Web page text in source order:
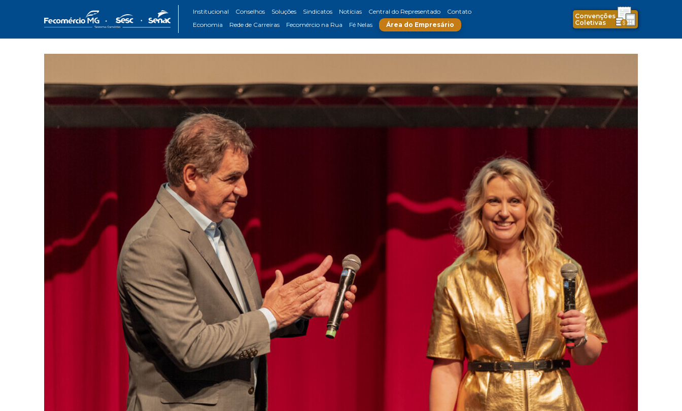
Institucional Conselhos Soluções Sindicatos Notícias Central do Representado
Contato
Economia
Rede de Carreiras Fecomércio na Rua Fé Nelas Área do Empresário
Convenções
Coletivas